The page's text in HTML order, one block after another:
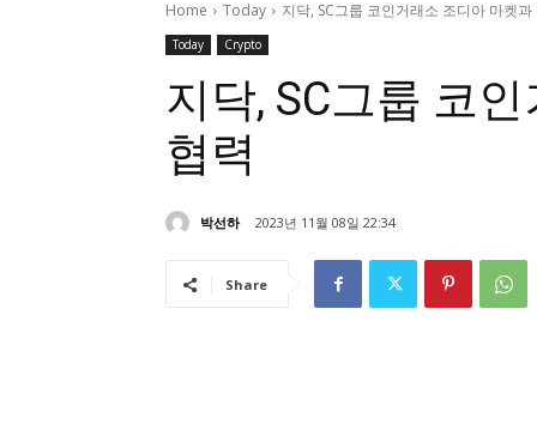
Home Today 지닥, SC그룹 코인거래소 조디아 마켓과
Today Crypto
지닥, SC그룹 코
협력
박선하 2023년 11월 08일 22:34
Share